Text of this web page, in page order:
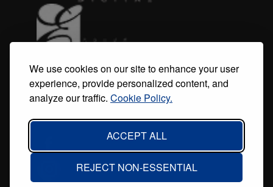
We use cookies on our site to enhance your user
experience, provide personalized content, and
analyze our traffic. Cookie Policy.
ACCEPT ALL
REJECT NON-ESSENTIAL